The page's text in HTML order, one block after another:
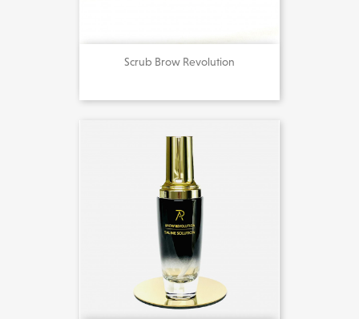
Scrub Brow Revolution